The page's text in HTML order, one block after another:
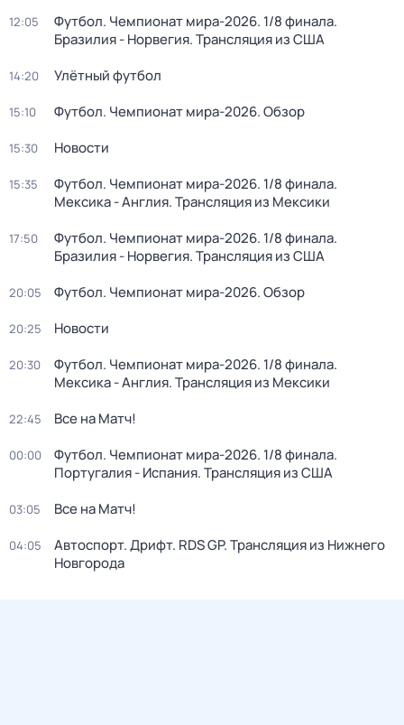
12:05
Футбол. Чемпионат мира-2026. 1/8 финала.
Бразилия - Норвегия. Трансляция из США
14:20 Улётный футбол
15:10 Футбол. Чемпионат мира-2026. Обзор
15:30 Новости
15:35
Футбол. Чемпионат мира-2026. 1/8 финала.
Мексика - Англия. Трансляция из Мексики
17:50
Футбол. Чемпионат мира-2026. 1/8 финала.
Бразилия - Норвегия. Трансляция из США
20:05 Футбол. Чемпионат мира-2026. Обзор
20:25 Новости
20:30
Футбол. Чемпионат мира-2026. 1/8 финала.
Мексика - Англия. Трансляция из Мексики
22:45 Все на Матч!
00:00
Футбол. Чемпионат мира-2026. 1/8 финала.
Португалия - Испания. Трансляция из США
03:05 Все на Матч!
04:05
Автоспорт. Дрифт. RDS GP. Трансляция из Нижнего
Новгорода